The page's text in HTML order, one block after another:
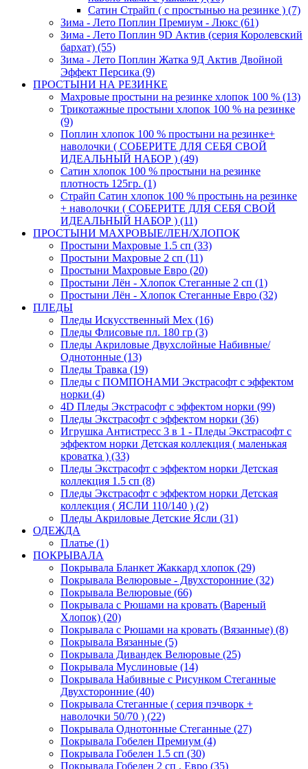
Сатин Страйп ( с простынью на резинке ) (7)
Зима - Лето Поплин Премиум - Люкс (61)
Зима - Лето Поплин 9D Актив (серия Королевский
бархат) (55)
Зима - Лето Поплин Жатка 9Д Актив Двойной
Эффект Персика (9)
ПРОСТЫНИ НА РЕЗИНКЕ
Махровые простыни на резинке хлопок 100 % (13)
Трикотажные простыни хлопок 100 % на резинке
(9)
Поплин хлопок 100 % простыни на резинке+
наволочки ( СОБЕРИТЕ ДЛЯ СЕБЯ СВОЙ
ИДЕАЛЬНЫЙ НАБОР ) (49)
Сатин хлопок 100 % простыни на резинке
плотность 125гр. (1)
Страйп Сатин хлопок 100 % простынь на резинке
+ наволочки ( СОБЕРИТЕ ДЛЯ СЕБЯ СВОЙ
ИДЕАЛЬНЫЙ НАБОР ) (11)
ПРОСТЫНИ МАХРОВЫЕ/ЛЕН/ХЛОПОК
Простыни Махровые 1.5 сп (33)
Простыни Махровые 2 сп (11)
Простыни Махровые Евро (20)
Простыни Лён - Хлопок Стеганные 2 сп (1)
Простыни Лён - Хлопок Стеганные Евро (32)
ПЛЕДЫ
Пледы Искусственный Мех (16)
Пледы Флисовые пл. 180 гр (3)
Пледы Акриловые Двухслойные Набивные/
Однотонные (13)
Пледы Травка (19)
Пледы с ПОМПОНАМИ Экстрасофт с эффектом
норки (4)
4D Пледы Экстрасофт с эффектом норки (99)
Пледы Экстрасофт с эффектом норки (36)
Игрушка Антистресс 3 в 1 - Пледы Экстрасофт с
эффектом норки Детская коллекция ( маленькая
кроватка ) (33)
Пледы Экстрасофт с эффектом норки Детская
коллекция 1.5 сп (8)
Пледы Экстрасофт с эффектом норки Детская
коллекция ( ЯСЛИ 110/140 ) (2)
Пледы Акриловые Детские Ясли (31)
ОДЕЖДА
Платье (1)
ПОКРЫВАЛА
Покрывала Бланкет Жаккард хлопок (29)
Покрывала Велюровые - Двухсторонние (32)
Покрывала Велюровые (66)
Покрывала с Рюшами на кровать (Вареный
Хлопок) (20)
Покрывала с Рюшами на кровать (Вязанные) (8)
Покрывала Вязанные (5)
Покрывала Дивандек Велюровые (25)
Покрывала Муслиновые (14)
Покрывала Набивные с Рисунком Стеганные
Двухсторонние (40)
Покрывала Стеганные ( серия пэчворк +
наволочки 50/70 ) (22)
Покрывала Однотонные Стеганные (27)
Покрывала Гобелен Премиум (4)
Покрывала Гобелен 1.5 сп (30)
Покрывала Гобелен 2 сп , Евро (35)